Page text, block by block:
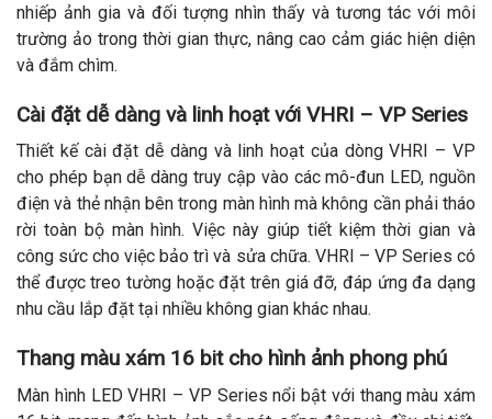
nhiếp ảnh gia và đối tượng nhìn thấy và tương tác với môi
trường ảo trong thời gian thực, nâng cao cảm giác hiện diện
và đắm chìm.
Cài đặt dễ dàng và linh hoạt với VHRI – VP Series
Thiết kế cài đặt dễ dàng và linh hoạt của dòng VHRI – VP
cho phép bạn dễ dàng truy cập vào các mô-đun LED, nguồn
điện và thẻ nhận bên trong màn hình mà không cần phải tháo
rời toàn bộ màn hình. Việc này giúp tiết kiệm thời gian và
công sức cho việc bảo trì và sửa chữa. VHRI – VP Series có
thể được treo tường hoặc đặt trên giá đỡ, đáp ứng đa dạng
nhu cầu lắp đặt tại nhiều không gian khác nhau.
Thang màu xám 16 bit cho hình ảnh phong phú
Màn hình LED VHRI – VP Series nổi bật với thang màu xám